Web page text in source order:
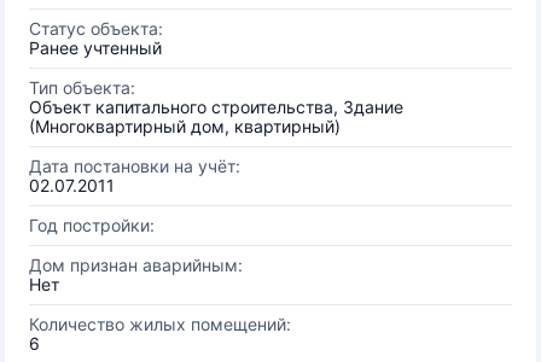
Статус объекта:
Ранее учтенный
Тип объекта:
Объект капитального строительства, Здание
(Многоквартирный дом, квартирный)
Дата постановки на учёт:
02.07.2011
Год постройки:
Дом признан аварийным:
Нет
Количество жилых помещений:
6